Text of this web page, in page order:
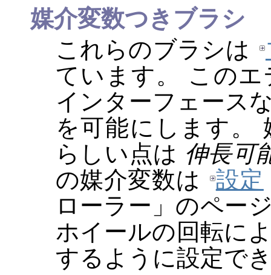
媒介変数つきブラシ
これらのブラシは
ています。 この
インターフェース
を可能にします。
らしい点は 伸長可
の媒介変数は 設定
ローラー 」 のペー
ホイールの回転に
するように設定で